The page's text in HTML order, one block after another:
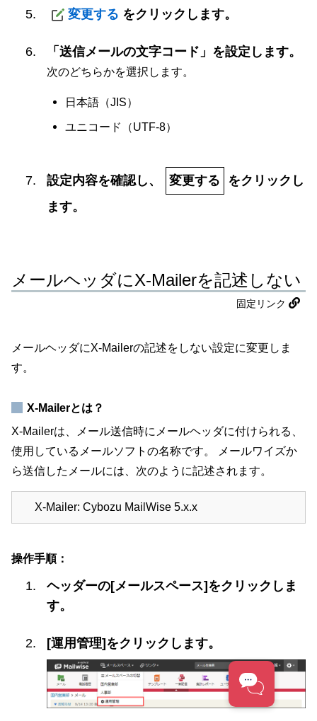
変更する をクリックします。
「送信メールの文字コード」を設定します。
次のどちらかを選択します。
日本語（JIS）
ユニコード（UTF-8）
設定内容を確認し、 変更する
をクリックし
ます。
メールヘッダにX-Mailerを記述しない
固定リンク
メールヘッダにX-Mailerの記述をしない設定に変更しま
す。
X-Mailerとは？
X-Mailerは、メール送信時にメールヘッダに付けられる、
使用しているメールソフトの名称です。 メールワイズか
ら送信したメールには、次のように記述されます。
X-Mailer: Cybozu MailWise 5.x.x
操作手順：
ヘッダーの[メールスペース]をクリックしま
す。
[運用管理]をクリックします。